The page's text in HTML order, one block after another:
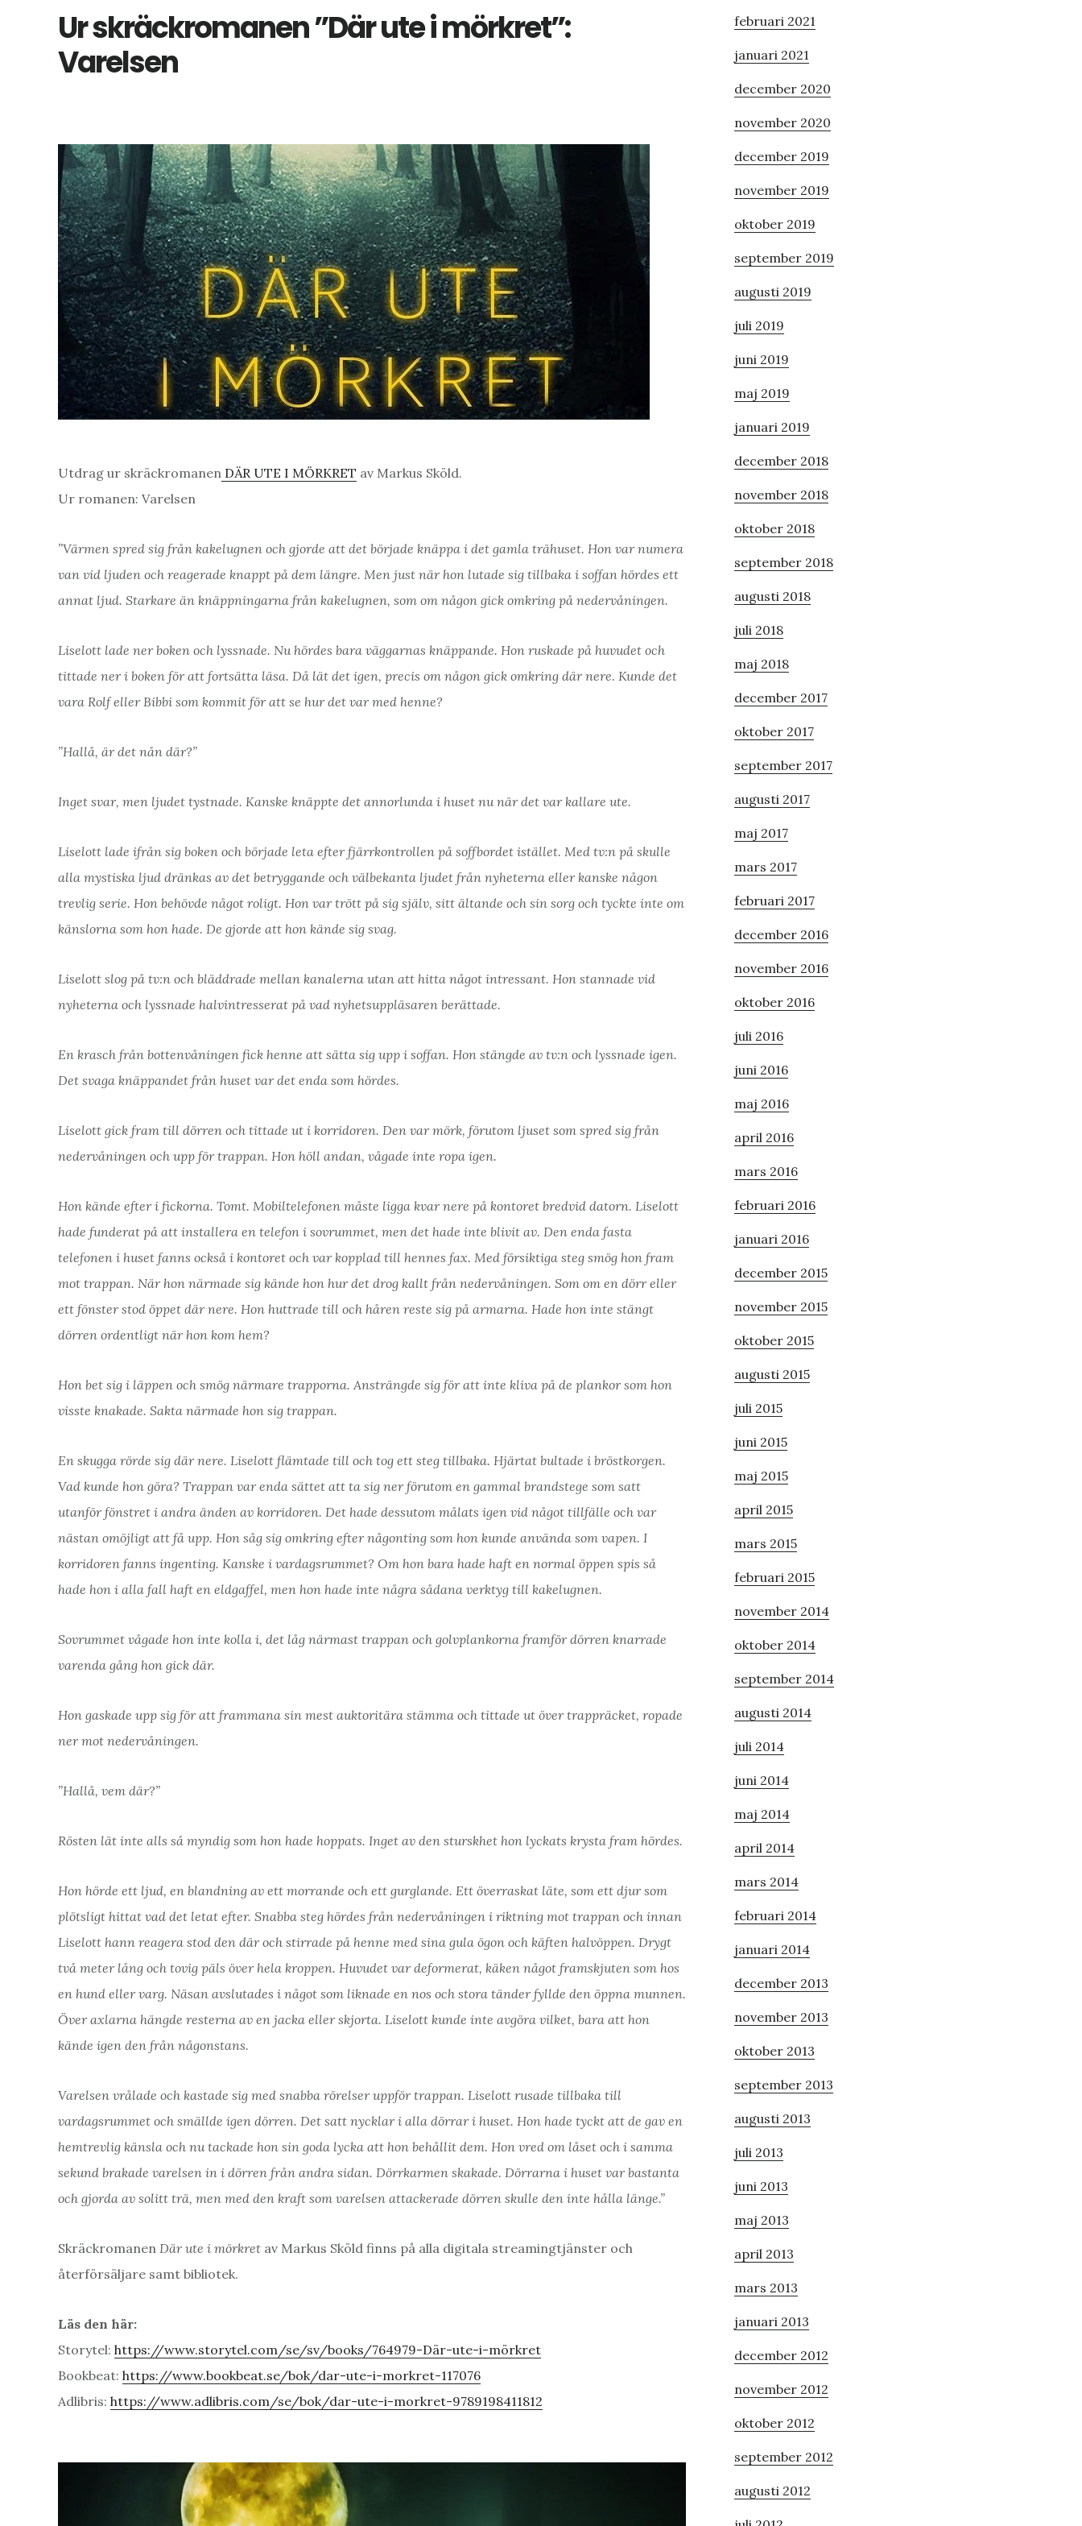
Ur skräckromanen ”Där ute i mörkret”:
Varelsen
Utdrag ur skräckromanen DÄR UTE I MÖRKRET av Markus Sköld.
Ur romanen: Varelsen
”Värmen spred sig från kakelugnen och gjorde att det började knäppa i det gamla trähuset. Hon var numera
van vid ljuden och reagerade knappt på dem längre. Men just när hon lutade sig tillbaka i soffan hördes ett
annat ljud. Starkare än knäppningarna från kakelugnen, som om någon gick omkring på nedervåningen.
Liselott lade ner boken och lyssnade. Nu hördes bara väggarnas knäppande. Hon ruskade på huvudet och
tittade ner i boken för att fortsätta läsa. Då lät det igen, precis om någon gick omkring där nere. Kunde det
vara Rolf eller Bibbi som kommit för att se hur det var med henne?
”Hallå, är det nån där?”
Inget svar, men ljudet tystnade. Kanske knäppte det annorlunda i huset nu när det var kallare ute.
Liselott lade ifrån sig boken och började leta efter fjärrkontrollen på soffbordet istället. Med tv:n på skulle
alla mystiska ljud dränkas av det betryggande och välbekanta ljudet från nyheterna eller kanske någon
trevlig serie. Hon behövde något roligt. Hon var trött på sig själv, sitt ältande och sin sorg och tyckte inte om
känslorna som hon hade. De gjorde att hon kände sig svag.
Liselott slog på tv:n och bläddrade mellan kanalerna utan att hitta något intressant. Hon stannade vid
nyheterna och lyssnade halvintresserat på vad nyhetsuppläsaren berättade.
En krasch från bottenvåningen fick henne att sätta sig upp i soffan. Hon stängde av tv:n och lyssnade igen.
Det svaga knäppandet från huset var det enda som hördes.
Liselott gick fram till dörren och tittade ut i korridoren. Den var mörk, förutom ljuset som spred sig från
nedervåningen och upp för trappan. Hon höll andan, vågade inte ropa igen.
Hon kände efter i fickorna. Tomt. Mobiltelefonen måste ligga kvar nere på kontoret bredvid datorn. Liselott
hade funderat på att installera en telefon i sovrummet, men det hade inte blivit av. Den enda fasta
telefonen i huset fanns också i kontoret och var kopplad till hennes fax. Med försiktiga steg smög hon fram
mot trappan. När hon närmade sig kände hon hur det drog kallt från nedervåningen. Som om en dörr eller
ett fönster stod öppet där nere. Hon huttrade till och håren reste sig på armarna. Hade hon inte stängt
dörren ordentligt när hon kom hem?
Hon bet sig i läppen och smög närmare trapporna. Ansträngde sig för att inte kliva på de plankor som hon
visste knakade. Sakta närmade hon sig trappan.
En skugga rörde sig där nere. Liselott flämtade till och tog ett steg tillbaka. Hjärtat bultade i bröstkorgen.
Vad kunde hon göra? Trappan var enda sättet att ta sig ner förutom en gammal brandstege som satt
utanför fönstret i andra änden av korridoren. Det hade dessutom målats igen vid något tillfälle och var
nästan omöjligt att få upp. Hon såg sig omkring efter någonting som hon kunde använda som vapen. I
korridoren fanns ingenting. Kanske i vardagsrummet? Om hon bara hade haft en normal öppen spis så
hade hon i alla fall haft en eldgaffel, men hon hade inte några sådana verktyg till kakelugnen.
Sovrummet vågade hon inte kolla i, det låg närmast trappan och golvplankorna framför dörren knarrade
varenda gång hon gick där.
Hon gaskade upp sig för att frammana sin mest auktoritära stämma och tittade ut över trappräcket, ropade
ner mot nedervåningen.
”Hallå, vem där?”
Rösten lät inte alls så myndig som hon hade hoppats. Inget av den sturskhet hon lyckats krysta fram hördes.
Hon hörde ett ljud, en blandning av ett morrande och ett gurglande. Ett överraskat läte, som ett djur som
plötsligt hittat vad det letat efter. Snabba steg hördes från nedervåningen i riktning mot trappan och innan
Liselott hann reagera stod den där och stirrade på henne med sina gula ögon och käften halvöppen. Drygt
två meter lång och tovig päls över hela kroppen. Huvudet var deformerat, käken något framskjuten som hos
en hund eller varg. Näsan avslutades i något som liknade en nos och stora tänder fyllde den öppna munnen.
Över axlarna hängde resterna av en jacka eller skjorta. Liselott kunde inte avgöra vilket, bara att hon
kände igen den från någonstans.
Varelsen vrålade och kastade sig med snabba rörelser uppför trappan. Liselott rusade tillbaka till
vardagsrummet och smällde igen dörren. Det satt nycklar i alla dörrar i huset. Hon hade tyckt att de gav en
hemtrevlig känsla och nu tackade hon sin goda lycka att hon behållit dem. Hon vred om låset och i samma
sekund brakade varelsen in i dörren från andra sidan. Dörrkarmen skakade. Dörrarna i huset var bastanta
och gjorda av solitt trä, men med den kraft som varelsen attackerade dörren skulle den inte hålla länge.”
Skräckromanen Där ute i mörkret av Markus Sköld finns på alla digitala streamingtjänster och
återförsäljare samt bibliotek.
Läs den här:
Storytel: https://www.storytel.com/se/sv/books/764979-Där-ute-i-mörkret
Bookbeat: https://www.bookbeat.se/bok/dar-ute-i-morkret-117076
Adlibris: https://www.adlibris.com/se/bok/dar-ute-i-morkret-9789198411812
februari 2021
januari 2021
december 2020
november 2020
december 2019
november 2019
oktober 2019
september 2019
augusti 2019
juli 2019
juni 2019
maj 2019
januari 2019
december 2018
november 2018
oktober 2018
september 2018
augusti 2018
juli 2018
maj 2018
december 2017
oktober 2017
september 2017
augusti 2017
maj 2017
mars 2017
februari 2017
december 2016
november 2016
oktober 2016
juli 2016
juni 2016
maj 2016
april 2016
mars 2016
februari 2016
januari 2016
december 2015
november 2015
oktober 2015
augusti 2015
juli 2015
juni 2015
maj 2015
april 2015
mars 2015
februari 2015
november 2014
oktober 2014
september 2014
augusti 2014
juli 2014
juni 2014
maj 2014
april 2014
mars 2014
februari 2014
januari 2014
december 2013
november 2013
oktober 2013
september 2013
augusti 2013
juli 2013
juni 2013
maj 2013
april 2013
mars 2013
januari 2013
december 2012
november 2012
oktober 2012
september 2012
augusti 2012